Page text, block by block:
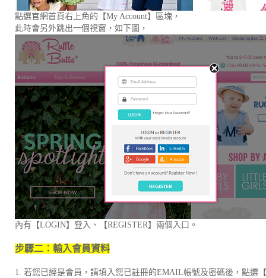
點選官網首頁右上角的【My Account】區塊，
此時會另外跳出一個視窗，如下圖，
內有【LOGIN】登入、【REGISTER】兩個入口。
步驟二：輸入會員資料
1. 若您已經是會員，請填入您已註冊的EMAIL帳號及密碼後，點選